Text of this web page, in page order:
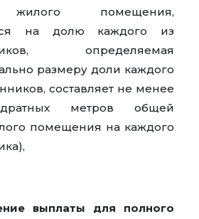
помещения,
на долю каждого из
определяемая
размеру доли каждого
составляет не менее
метров общей
помещения на каждого
выплаты для полного